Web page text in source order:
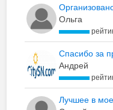
Ольга
Спасибо за
Андрей
Лучшее в